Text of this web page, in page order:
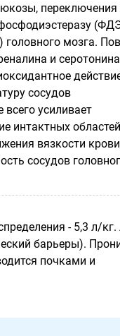
переключения
мозга.
и серотонина
сосудов
усиливает
интактных
вязкости
сосудов
- 5,3 л/кг.
барьеры).
почками и